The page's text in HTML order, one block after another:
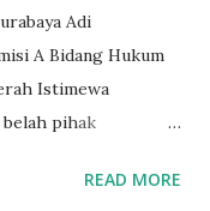
Adi
A Bidang Hukum
Istimewa
pihak
dalam rombongan
READ MORE